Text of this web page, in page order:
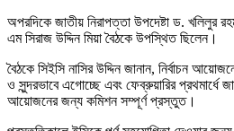
অপরদিকে জাতীয় নিরাপত্তা উপদেষ্টা ড. খলিলুর
এম সিরাজ উদ্দিন মিয়া বৈঠকে উপস্থিত ছিলেন।
বৈঠকে সিইসি নাসির উদ্দিন জানান, নির্বাচন
ও সুন্দরভাবে এগোচ্ছে এবং ফেব্রুয়ারির প্রথমার্ধে
আয়োজনের জন্য কমিশন সম্পূর্ণ প্রস্তুত।